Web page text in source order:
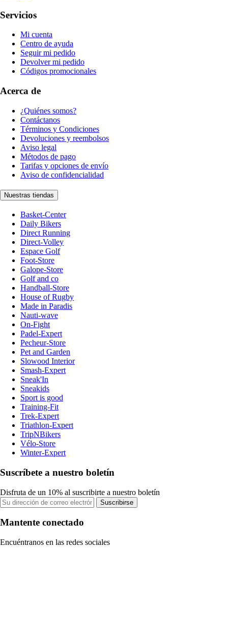
Servicios
Mi cuenta
Centro de ayuda
Seguir mi pedido
Devolver mi pedido
Códigos promocionales
Acerca de
¿Quiénes somos?
Contáctanos
Términos y Condiciones
Devoluciones y reembolsos
Aviso legal
Métodos de pago
Tarifas y opciones de envío
Aviso de confidencialidad
Nuestras tiendas
Basket-Center
Daily Bikers
Direct Running
Direct-Volley
Espace Golf
Foot-Store
Galope-Store
Golf and co
Handball-Store
House of Rugby
Made in Paradis
Nauti-wave
On-Fight
Padel-Expert
Pecheur-Store
Pet and Garden
Slowood Interior
Smash-Expert
Sneak'In
Sneakids
Sport is good
Training-Fit
Trek-Expert
Triathlon-Expert
TripNBikers
Vélo-Store
Winter-Expert
Suscríbete a nuestro boletín
Disfruta de un 10% al suscribirte a nuestro boletín
Suscribirse
Mantente conectado
Encuéntranos en las redes sociales